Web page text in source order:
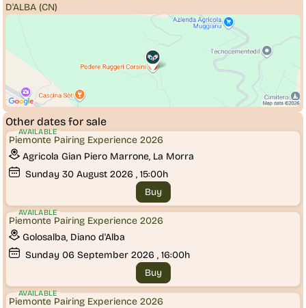
D'ALBA (CN)
Other dates for sale
Piemonte Pairing Experience 2026
Agricola Gian Piero Marrone, La Morra
Sunday 30 August 2026 , 15:00h
AVAILABLE
Buy
Piemonte Pairing Experience 2026
Golosalba, Diano d'Alba
Sunday 06 September 2026 , 16:00h
AVAILABLE
Buy
Piemonte Pairing Experience 2026
AVAILABLE